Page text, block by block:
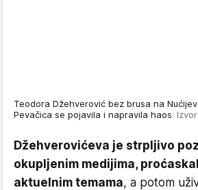
Teodora Džehverović bez brusa na
Pevačica se pojavila i napravila haos
Džehverovićeva je strpljivo
okupljenim medijima,
aktuelnim temama, a potom